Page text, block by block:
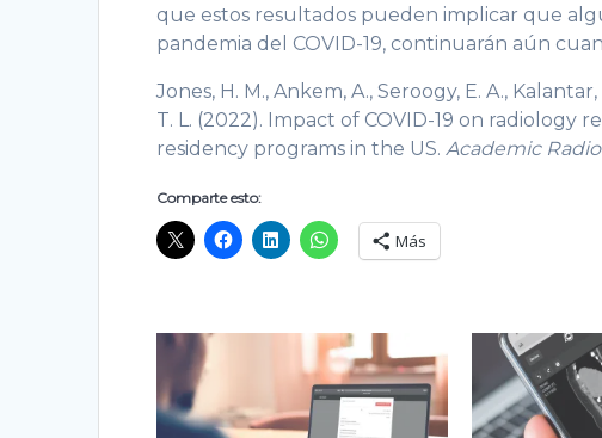
que estos resultados pueden implicar que
pandemia del COVID-19, continuarán aún
Jones, H. M., Ankem, A., Seroogy, E. A.,
T. L. (2022). Impact of COVID-19 on radiology
residency programs in the US.Academic
Comparte esto:
Más